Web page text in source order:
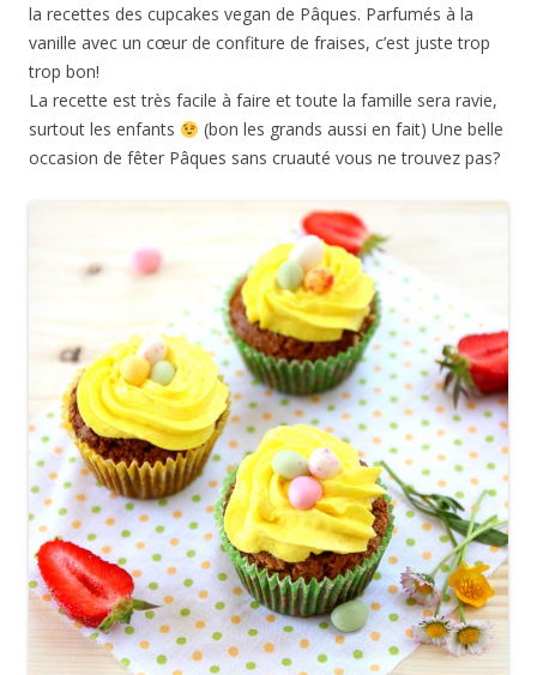
la recettes des cupcakes vegan de Pâques. Parfumés à la
vanille avec un cœur de confiture de fraises, c’est juste trop
trop bon!
La recette est très facile à faire et toute la famille sera ravie,
surtout les enfants
(bon les grands aussi en fait) Une belle
occasion de fêter Pâques sans cruauté vous ne trouvez pas?